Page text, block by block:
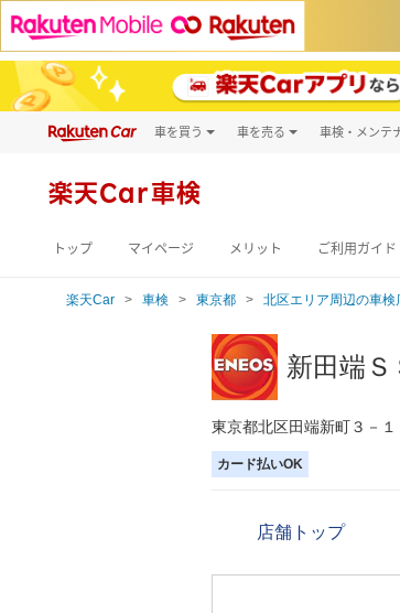
車を買う
新車
車を売る 車検・メンテ
楽天Car車検
トップ マイページ メリット ご利用ガイド
楽天Car 車検 東京都 北区エリア周辺の車検
新田端Ｓ
東京都北区田端新町３－１
カード払いOK
店舗トップ